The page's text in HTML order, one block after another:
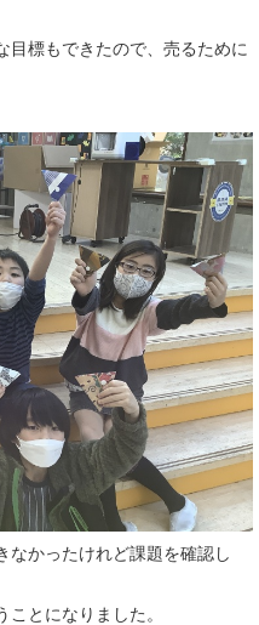
目標もできたので、売るために
なかったけれど課題を確認し
とになりました。